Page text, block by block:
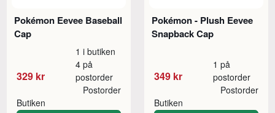
Pokémon Eevee Baseball
Cap
329 kr
1 i butiken
4 på
postorder
Butiken
Postorder
Pokémon - Plush Eevee
Snapback Cap
349 kr
1 på
postorder
Butiken
Postorder